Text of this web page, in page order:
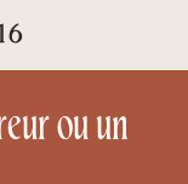
ou un